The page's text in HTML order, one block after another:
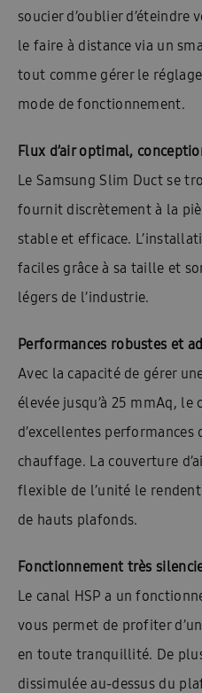
soucier d’oublier d’éteindre
le faire à distance via un
tout comme gérer le
mode de fonctionnement.
Flux d’air optimal,
Le Samsung Slim Duct se
fournit discrètement à la
stable et efficace.
faciles grâce à sa taille et
légers de l’industrie.
Performances robustes et
Avec la capacité de gérer
élevée jusqu’à 25 mmAq,
d’excellentes
chauffage. La couverture
flexible de l’unité le
de hauts plafonds.
Fonctionnement très
Le canal HSP a un
vous permet de profiter
en toute tranquillité. De
dissimulée au-dessus du